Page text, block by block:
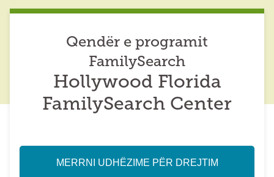
Qendër e programit
FamilySearch
Hollywood Florida
FamilySearch Center
MERRNI UDHËZIME PËR DREJTIM